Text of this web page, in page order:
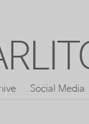
Social Media